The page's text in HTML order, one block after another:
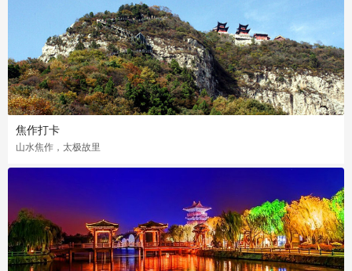
焦作打卡
山水焦作，太极故里